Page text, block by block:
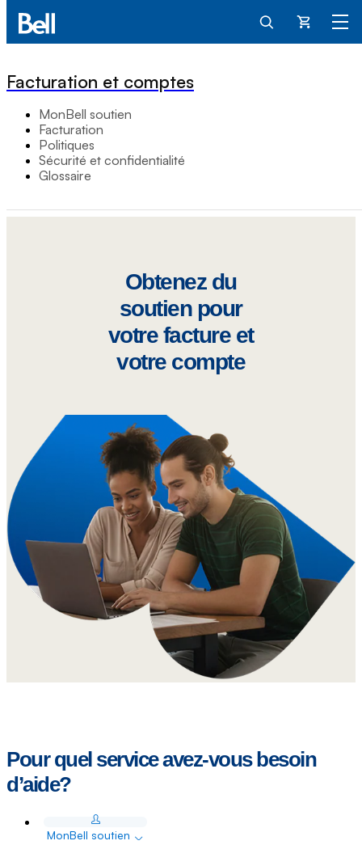
Panier
Facturation et comptes
MonBell soutien
Facturation
Politiques
Sécurité et confidentialité
Glossaire
Obtenez du
soutien pour
votre facture et
votre compte
Pour quel service avez-vous besoin
d’aide?
See all
MonBell soutien